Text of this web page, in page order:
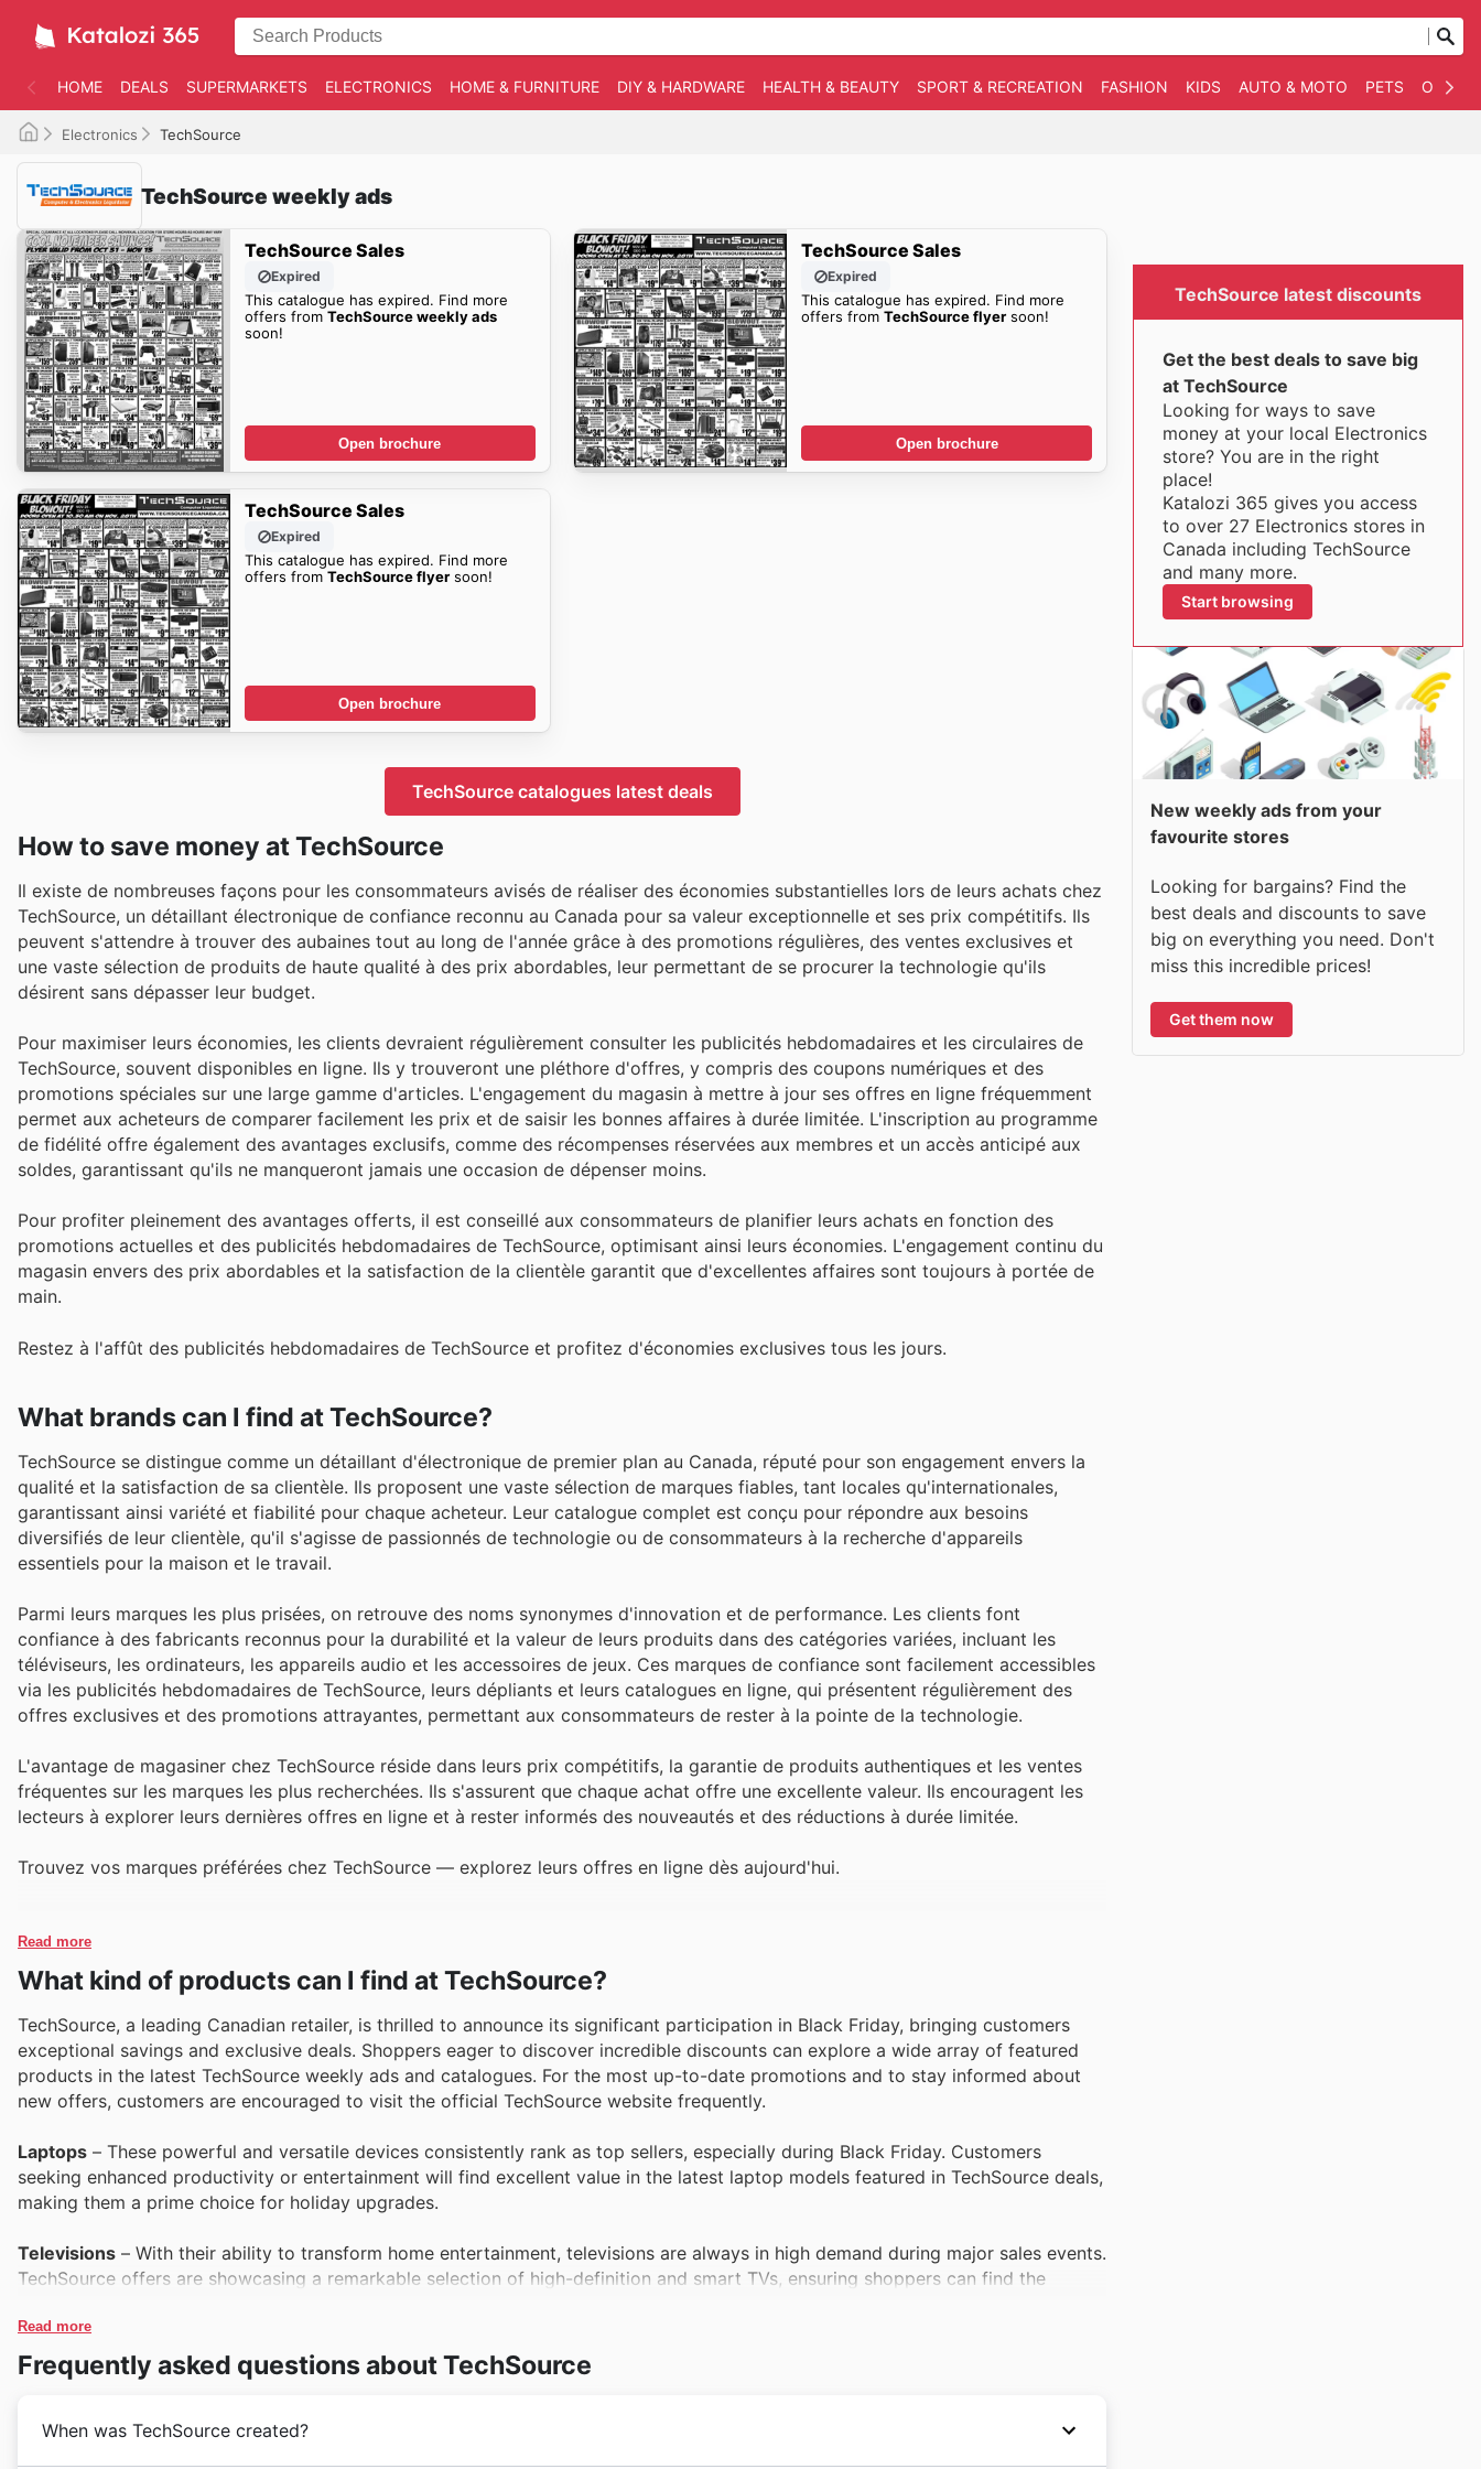
HOME DEALS SUPERMARKETS ELECTRONICS HOME & FURNITURE DIY & HARDWARE HEALTH & BEAUTY SPORT & RECREATION FASHION KIDS AUTO & MOTO PETS
Electronics TechSource
TechSource weekly ads
TechSource Sales
Expired
This catalogue has expired. Find more
offers from TechSource weekly ads
soon!
Open brochure
TechSource Sales
Expired
This catalogue has expired. Find more
offers fromTechSource flyer soon!
Open brochure
TechSource Sales
Expired
This catalogue has expired. Find more
offers from TechSource flyersoon!
Open brochure
TechSource catalogues latest deals
How to save money at TechSource
Il existe de nombreuses façons pour les consommateurs avisés de réaliser des économies substantielles lors de leurs achats chez
TechSource, un détaillant électronique de confiance reconnu au Canada pour sa valeur exceptionnelle et ses prix compétitifs. Ils
peuvent s'attendre à trouver des aubaines tout au long de l'année grâce à des promotions régulières, des ventes exclusives et
une vaste sélection de produits de haute qualité à des prix abordables, leur permettant de se procurer la technologie qu'ils
désirent sans dépasser leur budget.
Pour maximiser leurs économies, les clients devraient régulièrement consulter les publicités hebdomadaires et les circulaires de
TechSource, souvent disponibles en ligne. Ils y trouveront une pléthore d'offres, y compris des coupons numériques et des
promotions spéciales sur une large gamme d'articles. L'engagement du magasin à mettre à jour ses offres en ligne fréquemment
permet aux acheteurs de comparer facilement les prix et de saisir les bonnes affaires à durée limitée. L'inscription au programme
de fidélité offre également des avantages exclusifs, comme des récompenses réservées aux membres et un accès anticipé aux
soldes, garantissant qu'ils ne manqueront jamais une occasion de dépenser moins.
Pour profiter pleinement des avantages offerts, il est conseillé aux consommateurs de planifier leurs achats en fonction des
promotions actuelles et des publicités hebdomadaires de TechSource, optimisant ainsi leurs économies. L'engagement continu du
magasin envers des prix abordables et la satisfaction de la clientèle garantit que d'excellentes affaires sont toujours à portée de
main.
Restez à l'affût des publicités hebdomadaires de TechSource et profitez d'économies exclusives tous les jours.
What brands can I find at TechSource?
TechSource se distingue comme un détaillant d'électronique de premier plan au Canada, réputé pour son engagement envers la
qualité et la satisfaction de sa clientèle. Ils proposent une vaste sélection de marques fiables, tant locales qu'internationales,
garantissant ainsi variété et fiabilité pour chaque acheteur. Leur catalogue complet est conçu pour répondre aux besoins
diversifiés de leur clientèle, qu'il s'agisse de passionnés de technologie ou de consommateurs à la recherche d'appareils
essentiels pour la maison et le travail.
Parmi leurs marques les plus prisées, on retrouve des noms synonymes d'innovation et de performance. Les clients font
confiance à des fabricants reconnus pour la durabilité et la valeur de leurs produits dans des catégories variées, incluant les
téléviseurs, les ordinateurs, les appareils audio et les accessoires de jeux. Ces marques de confiance sont facilement accessibles
via les publicités hebdomadaires de TechSource, leurs dépliants et leurs catalogues en ligne, qui présentent régulièrement des
offres exclusives et des promotions attrayantes, permettant aux consommateurs de rester à la pointe de la technologie.
L'avantage de magasiner chez TechSource réside dans leurs prix compétitifs, la garantie de produits authentiques et les ventes
fréquentes sur les marques les plus recherchées. Ils s'assurent que chaque achat offre une excellente valeur. Ils encouragent les
lecteurs à explorer leurs dernières offres en ligne et à rester informés des nouveautés et des réductions à durée limitée.
Trouvez vos marques préférées chez TechSource — explorez leurs offres en ligne dès aujourd'hui.
Read more
What kind of products can I find at TechSource?
TechSource, a leading Canadian retailer, is thrilled to announce its significant participation in Black Friday, bringing customers
exceptional savings and exclusive deals. Shoppers eager to discover incredible discounts can explore a wide array of featured
products in the latest TechSource weekly ads and catalogues. For the most up-to-date promotions and to stay informed about
new offers, customers are encouraged to visit the official TechSource website frequently.
Laptops – These powerful and versatile devices consistently rank as top sellers, especially during Black Friday. Customers
seeking enhanced productivity or entertainment will find excellent value in the latest laptop models featured in TechSource deals,
making them a prime choice for holiday upgrades.
Televisions – With their ability to transform home entertainment, televisions are always in high demand during major sales events.
TechSource offers are showcasing a remarkable selection of high-definition and smart TVs, ensuring shoppers can find the
Gaming Consoles & Accessories– The gaming community eagerly awaits Black Friday for the latest consoles and essential
accessories. TechSource’s popular offers include sought-after gaming systems and related gear, making it the ideal destination
Read more
Frequently asked questions about TechSource
When was TechSource created?
TechSource latest discounts
Get the best deals to save big
at TechSource
Looking for ways to save
money at your local Electronics
store? You are in the right
place!
Katalozi 365 gives you access
to over 27 Electronics stores in
Canada including TechSource
and many more.
Start browsing
New weekly ads from your
favourite stores
Looking for bargains? Find the
best deals and discounts to save
big on everything you need. Don't
miss this incredible prices!
Get them now